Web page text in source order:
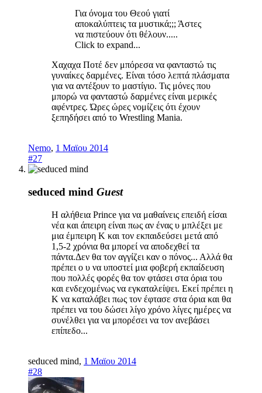
Για όνομα του Θεού γιατί
αποκαλύπτεις τα μυστικά;;; Άστες
να πιστεύουν ότι θέλουν.....
Click to expand...
Χαχαχα Ποτέ δεν μπόρεσα να φανταστώ τις
γυναίκες δαρμένες. Είναι τόσο λεπτά πλάσματα
για να αντέξουν το μαστίγιο. Τις μόνες που
μπορώ να φανταστώ δαρμένες είναι μερικές
αφέντρες. Ώρες ώρες νομίζεις ότι έχουν
ξεπηδήσει από το Wrestling Mania.
Nemo, 1 Μαϊου 2014
#27
seduced mind Guest
Η αλήθεια Prince για να μαθαίνεις επειδή είσαι
νέα και άπειρη είναι πως αν ένας υ μπλέξει με
μια έμπειρη Κ και τον εκπαιδεύσει μετά από
1,5-2 χρόνια θα μπορεί να αποδεχθεί τα
πάντα.Δεν θα τον αγγίζει καν ο πόνος... Αλλά θα
πρέπει ο υ να υποστεί μια φοβερή εκπαίδευση
που πολλές φορές θα τον φτάσει στα όρια του
και ενδεχομένως να εγκαταλείψει. Εκεί πρέπει η
Κ να καταλάβει πως τον έφτασε στα όρια και θα
πρέπει να του δώσει λίγο χρόνο λίγες ημέρες να
συνέλθει για να μπορέσει να τον ανεβάσει
επίπεδο...
seduced mind, 1 Μαϊου 2014
#28